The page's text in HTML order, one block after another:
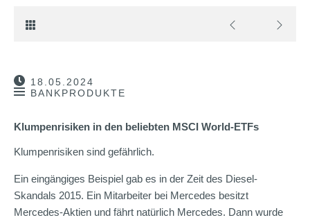
18.05.2024
BANKPRODUKTE
Klumpenrisiken in den beliebten MSCI World-ETFs
Klumpenrisiken sind gefährlich.
Ein eingängiges Beispiel gab es in der Zeit des Diesel-
Skandals 2015. Ein Mitarbeiter bei Mercedes besitzt
Mercedes-Aktien und fährt natürlich Mercedes. Dann wurde